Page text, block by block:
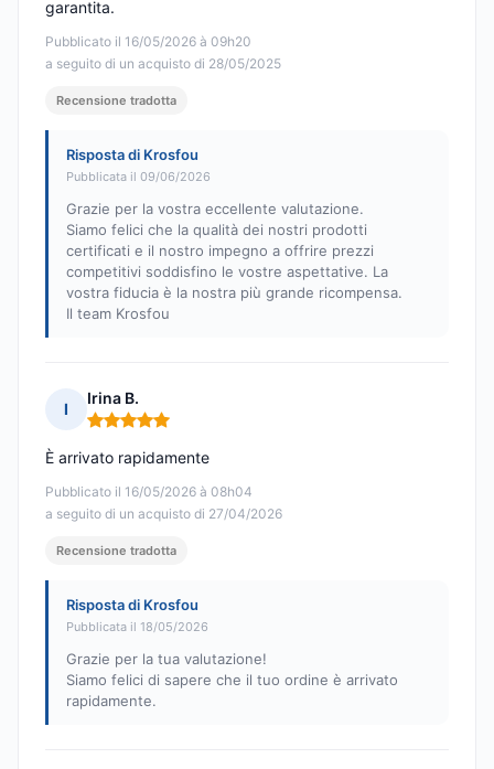
Pubblicato il 16/05/2026 à 09h20
a seguito di un acquisto di 28/05/2025
garantita.
Recensione tradotta
Risposta di Krosfou
Pubblicata il 09/06/2026
Grazie per la vostra eccellente valutazione.
Siamo felici che la qualità dei nostri prodotti
certificati e il nostro impegno a offrire prezzi
competitivi soddisfino le vostre aspettative. La
vostra fiducia è la nostra più grande ricompensa.
Il team Krosfou
I
Irina B.
Nota: 5 su 5
Pubblicato il 16/05/2026 à 08h04
a seguito di un acquisto di 27/04/2026
È arrivato rapidamente
Recensione tradotta
Risposta di Krosfou
Pubblicata il 18/05/2026
Grazie per la tua valutazione!
Siamo felici di sapere che il tuo ordine è arrivato
rapidamente.